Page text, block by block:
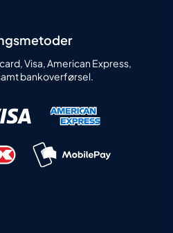
Visa, American Express,
bankoverførsel.